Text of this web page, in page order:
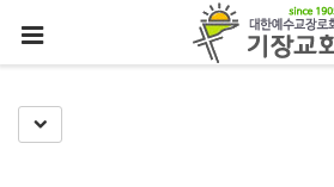
Toggle Dropdown